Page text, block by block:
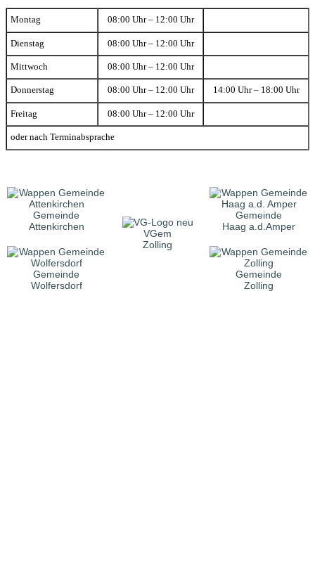
Montag 08:00 Uhr – 12:00 Uhr
Dienstag 08:00 Uhr – 12:00 Uhr
Mittwoch 08:00 Uhr – 12:00 Uhr
Donnerstag 08:00 Uhr – 12:00 Uhr 14:00 Uhr – 18:00 Uhr
Freitag 08:00 Uhr – 12:00 Uhr
oder nach Terminabsprache
Gemeinde
Attenkirchen
VGem
Zolling
Gemeinde
Haag a.d.Amper
Gemeinde
Wolfersdorf
Gemeinde
Zolling